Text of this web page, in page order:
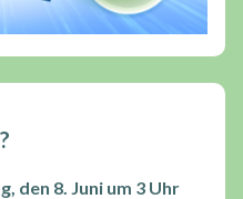
den 8. Juni um 3 Uhr